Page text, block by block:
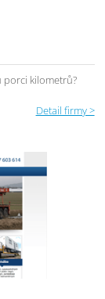
porci kilometrů?
Detail firmy >